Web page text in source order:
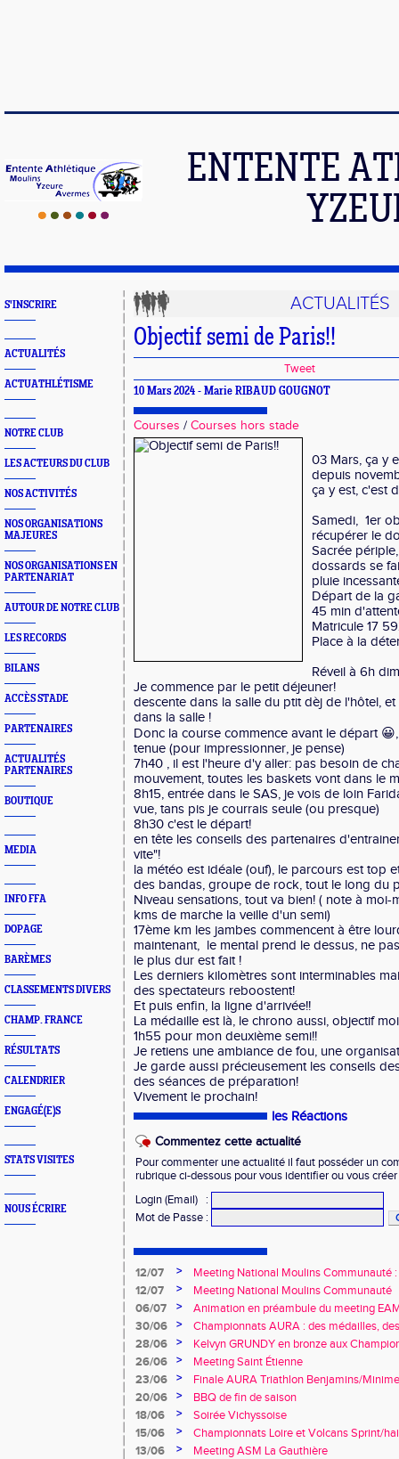
ENTENTE
S'INSCRIRE
ACTUALITÉS
ACTUATHLÉTISME
NOTRE CLUB
LES ACTEURS DU CLUB
NOS ACTIVITÉS
NOS ORGANISATIONS
MAJEURES
NOS ORGANISATIONS EN
PARTENARIAT
AUTOUR DE NOTRE CLUB
LES RECORDS
BILANS
ACCÈS STADE
PARTENAIRES
ACTUALITÉS
PARTENAIRES
BOUTIQUE
MEDIA
INFO FFA
DOPAGE
BARÈMES
CLASSEMENTS DIVERS
CHAMP. FRANCE
RÉSULTATS
CALENDRIER
ENGAGÉ(E)S
STATS VISITES
NOUS ÉCRIRE
ACTUALITÉS
Objectif semi de Paris!!
Tweet
10 Mars 2024 - Marie RIBAUD GOUGNOT
Courses / Courses hors stade
03 Mars, ça y
depuis
ça y est, c'est
Samedi, 1er
récupérer le
Sacrée
dossards se
pluie
Départ de la
45 min
Matricule 17
Place à la
Réveil à 6h
Je commence par le petit déjeuner!
descente dans la salle du ptit dèj de l'hôtel,
dans la salle !
Donc la course commence avant le départ
tenue (pour impressionner, je pense)
7h40 , il est l'heure d'y aller: pas besoin de
mouvement, toutes les baskets vont dans le
8h15, entrée dans le SAS, je vois de loin
vue, tans pis je courrais seule (ou presque)
8h30 c'est le départ!
en tête les conseils des partenaires
vite"!
la météo est idéale (ouf), le parcours est top
des bandas, groupe de rock, tout le long du
Niveau sensations, tout va bien! ( note à moi-
kms de marche la veille d'un semi)
17ème km les jambes commencent à être
maintenant, le mental prend le dessus, ne
le plus dur est fait !
Les derniers kilomètres sont interminables
des spectateurs reboostent!
Et puis enfin, la ligne d'arrivée!!
La médaille est là, le chrono aussi, objectif
1h55 pour mon deuxième semi!!
Je retiens une ambiance de fou, une
Je garde aussi précieusement les conseils
des séances de préparation!
Vivement le prochain!
les Réactions
Commentez cette actualité
Pour commenter une actualité il faut posséder un
rubrique ci-dessous pour vous identifier ou vous
Login (Email)
:
Mot de Passe :
12/07 >
Meeting National Moulins Communauté
12/07
>
Meeting National Moulins Communauté
06/07
>
Animation en préambule du meeting
30/06
>
Championnats AURA : des médailles,
promesses !
28/06 >
Kelvyn GRUNDY en bronze aux
26/06
>
Meeting Saint Étienne
23/06
>
Finale AURA Triathlon Benjamins/
20/06
>
BBQ de fin de saison
18/06
>
Soirée Vichyssoise
15/06
>
Championnats Loire et Volcans Sprint/
13/06
>
Meeting ASM La Gauthière